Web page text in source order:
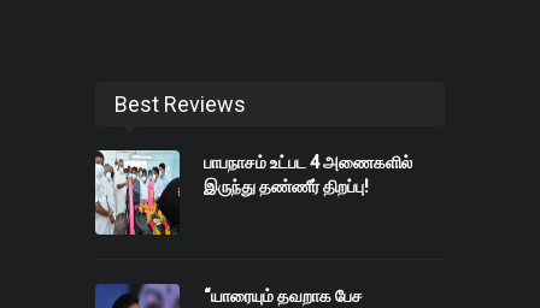
Best Reviews
பாபநாசம் உட்பட 4 அணைகளில்
இருந்து தண்ணீர் திறப்பு!
“யாரையும் தவறாக பேச